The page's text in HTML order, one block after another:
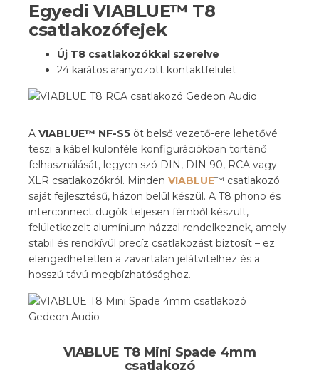
Egyedi VIABLUE™ T8
csatlakozófejek
Új T8 csatlakozókkal szerelve
24 karátos aranyozott kontaktfelület
A VIABLUE™ NF-S5 öt belső vezető-ere lehetővé
teszi a kábel különféle konfigurációkban történő
felhasználását, legyen szó DIN, DIN 90, RCA vagy
XLR csatlakozókról. Minden VIABLUE™ csatlakozó
saját fejlesztésű, házon belül készül. A T8 phono és
interconnect dugók teljesen fémből készült,
felületkezelt alumínium házzal rendelkeznek, amely
stabil és rendkívül precíz csatlakozást biztosít – ez
elengedhetetlen a zavartalan jelátvitelhez és a
hosszú távú megbízhatósághoz.
VIABLUE T8 Mini Spade 4mm
csatlakozó